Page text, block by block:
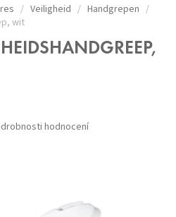
/ Veiligheid / Handgrepen /
wit
hodnocení